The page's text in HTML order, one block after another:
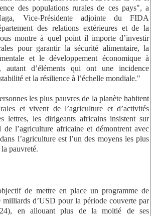
des populations rurales de ces pays", a
Vice-Présidente adjointe du FIDA
des relations extérieures et de la
montre à quel point il importe d’investir
pour garantir la sécurité alimentaire, la
et le développement économique à
autant d’éléments qui ont une incidence
et la résilience à l’échelle mondiale."
les plus pauvres de la planète habitent
et vivent de l’agriculture et d’activités
lettres, les dirigeants africains insistent sur
de l’agriculture africaine et démontrent avec
l’agriculture est l’un des moyens les plus
pauvreté.
de mettre en place un programme de
d’USD pour la période couverte par
en allouant plus de la moitié de ses